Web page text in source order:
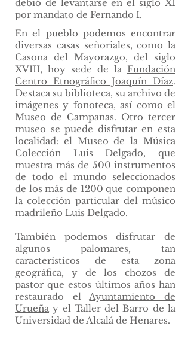
debió de levantarse en el siglo XI
por mandato de Fernando I.
En el pueblo podemos encontrar
diversas casas señoriales, como la
Casona del Mayorazgo, del siglo
XVIII, hoy sede de la Fundación
Centro Etnográfico Joaquín Díaz.
Destaca su biblioteca, su archivo de
imágenes y fonoteca, así como el
Museo de Campanas. Otro tercer
museo se puede disfrutar en esta
localidad: el Museo de la Música
Colección Luis Delgado, que
muestra más de 500 instrumentos
de todo el mundo seleccionados
de los más de 1200 que componen
la colección particular del músico
madrileño Luis Delgado.
También podemos disfrutar de
algunos palomares, tan
característicos de esta zona
geográfica, y de los chozos de
pastor que estos últimos años han
restaurado elAyuntamiento de
Urueña y el Taller del Barro de la
Universidad de Alcalá de Henares.